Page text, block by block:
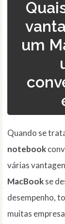
um
Quando se
notebook
várias
MacBookse
desempenho,
muitas